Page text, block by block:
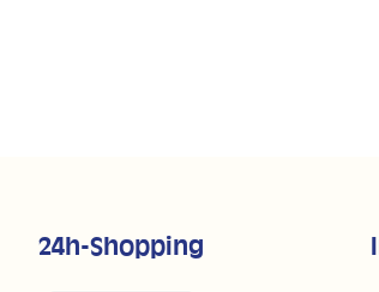
24h-Shopping